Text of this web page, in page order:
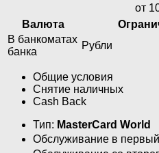
от
Валюта
В банкоматах
банка
Рубли
Общие условия
Снятие наличных
Cash Back
Тип: MasterСard World
Обслуживание в первый